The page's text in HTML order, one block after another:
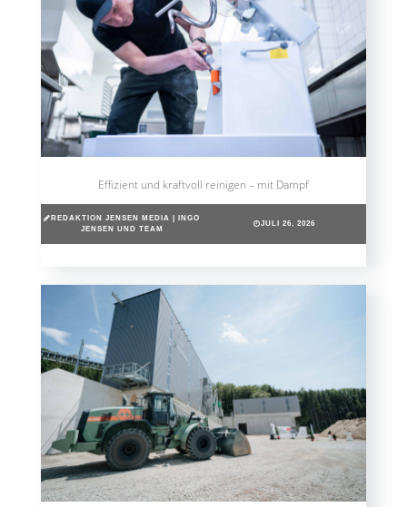
Effizient und kraftvoll reinigen – mit Dampf
REDAKTION JENSEN MEDIA | INGO
JENSEN UND TEAM
JULI 26, 2026